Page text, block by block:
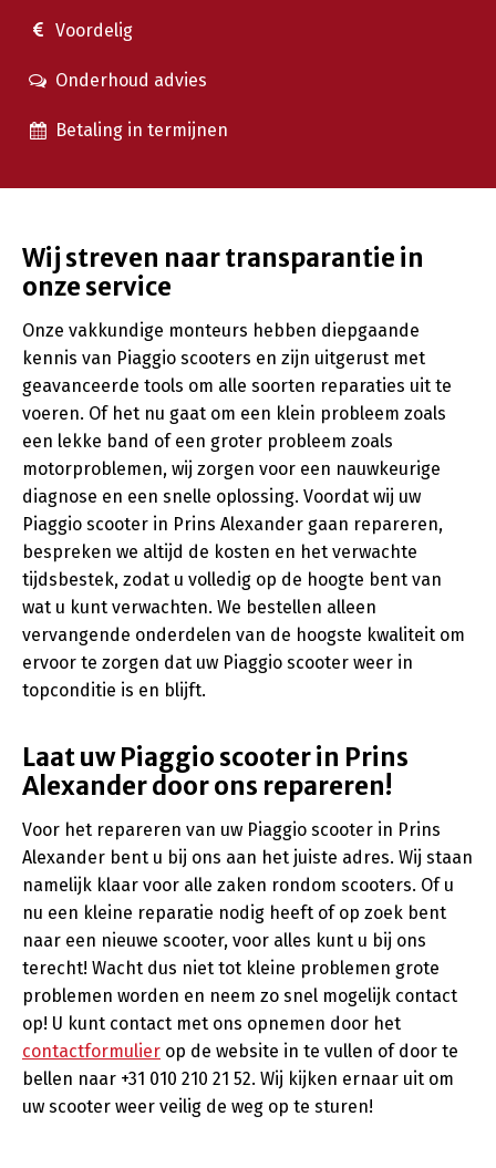
Voordelig
Onderhoud advies
Betaling in termijnen
Wij streven naar transparantie in
onze service
Onze vakkundige monteurs hebben diepgaande
kennis van Piaggio scooters en zijn uitgerust met
geavanceerde tools om alle soorten reparaties uit te
voeren. Of het nu gaat om een klein probleem zoals
een lekke band of een groter probleem zoals
motorproblemen, wij zorgen voor een nauwkeurige
diagnose en een snelle oplossing. Voordat wij uw
Piaggio scooter in Prins Alexander gaan repareren,
bespreken we altijd de kosten en het verwachte
tijdsbestek, zodat u volledig op de hoogte bent van
wat u kunt verwachten. We bestellen alleen
vervangende onderdelen van de hoogste kwaliteit om
ervoor te zorgen dat uw Piaggio scooter weer in
topconditie is en blijft.
Laat uw Piaggio scooter in Prins
Alexander door ons repareren!
Voor het repareren van uw Piaggio scooter in Prins
Alexander bent u bij ons aan het juiste adres. Wij staan
namelijk klaar voor alle zaken rondom scooters. Of u
nu een kleine reparatie nodig heeft of op zoek bent
naar een nieuwe scooter, voor alles kunt u bij ons
terecht! Wacht dus niet tot kleine problemen grote
problemen worden en neem zo snel mogelijk contact
op! U kunt contact met ons opnemen door het
contactformulier op de website in te vullen of door te
bellen naar +31 010 210 21 52. Wij kijken ernaar uit om
uw scooter weer veilig de weg op te sturen!